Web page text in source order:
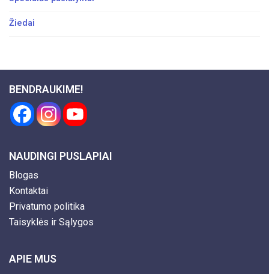
Žiedai
BENDRAUKIME!
NAUDINGI PUSLAPIAI
Blogas
Kontaktai
Privatumo politika
Taisyklės ir Sąlygos
APIE MUS